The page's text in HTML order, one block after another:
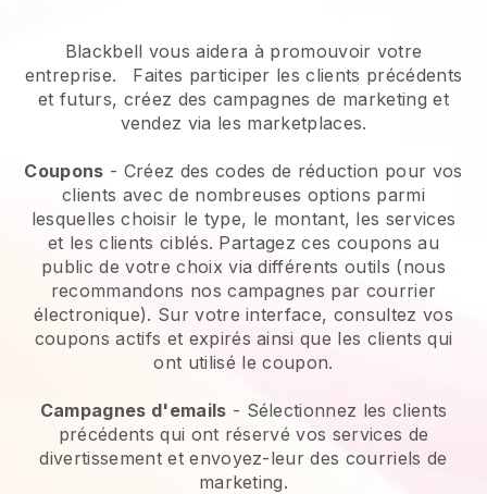
Blackbell vous aidera à promouvoir votre
entreprise.
Faites participer les clients précédents
et futurs, créez des campagnes de marketing et
vendez via les marketplaces.
Coupons - Créez des codes de réduction pour vos
clients avec de nombreuses options parmi
lesquelles choisir le type, le montant, les services
et les clients ciblés. Partagez ces coupons au
public de votre choix via différents outils (nous
recommandons nos campagnes par courrier
électronique). Sur votre interface, consultez vos
coupons actifs et expirés ainsi que les clients qui
ont utilisé le coupon.
Campagnes d'emails - Sélectionnez les clients
précédents qui ont réservé vos services de
divertissement et envoyez-leur des courriels de
marketing.